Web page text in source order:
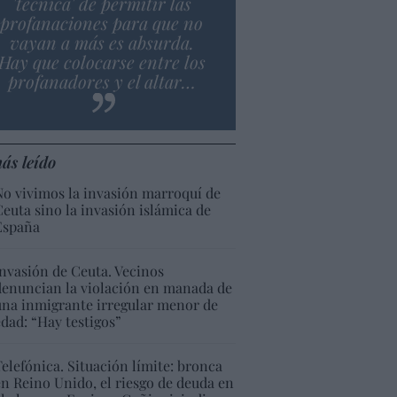
profanaciones para que no
vayan a más es absurda.
que colocarse entre los
profanadores y el altar…
leído
vivimos la invasión marroquí de
sino la invasión islámica de
de Ceuta. Vecinos
la violación en manada de
inmigrante irregular menor de
“Hay testigos”
Situación límite: bronca
Reino Unido, el riesgo de deuda en